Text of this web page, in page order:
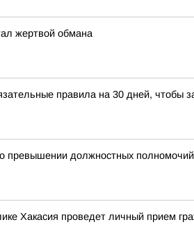
жертвой обмана
правила на 30 дней, чтобы
превышении должностных
Хакасия проведет личный прием